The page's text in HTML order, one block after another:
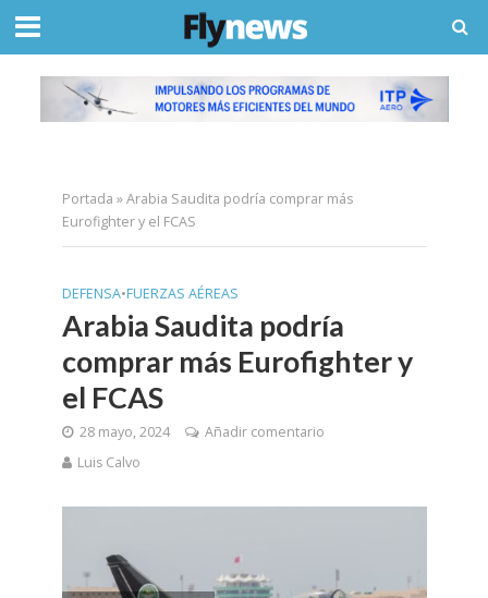
Portada »Arabia Saudita podría comprar más
Eurofighter y el FCAS
DEFENSA•FUERZAS AÉREAS
Arabia Saudita podría
comprar más Eurofighter y
el FCAS
28 mayo, 2024
Añadir comentario
Luis Calvo